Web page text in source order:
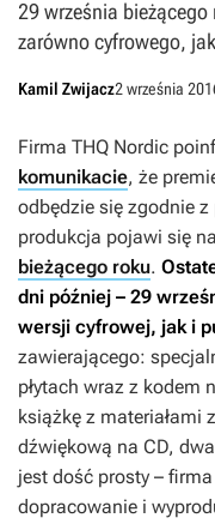
29 września
zarówno cyfrowego,
Kamil Zwijacz2 września
Firma THQ Nordic
komunikacie, że
odbędzie się zgodnie
produkcja pojawi się
bieżącego roku.
dni później – 29
wersji cyfrowej, jak i
zawierającego:
płytach wraz z kodem
książkę z materiałami
dźwiękową na CD,
jest dość prosty –
dopracowanie i